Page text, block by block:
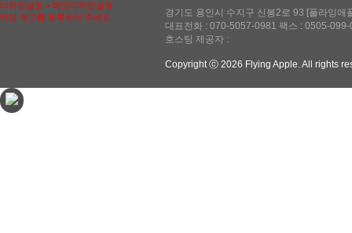
디자인설정 > 메인디자인설정
하단 로고를 등록하여 주세요.
경기도 용인시 수지구 신봉2로 93 [플라잉
대표전화 : 070-5057-0981 팩스 : 0505-
호스팅 제공자 :
Copyright ⓒ 2026 Flying Apple. All rights